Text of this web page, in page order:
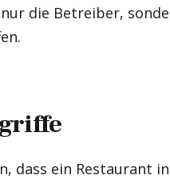
die Betreiber,
dass ein Restaurant